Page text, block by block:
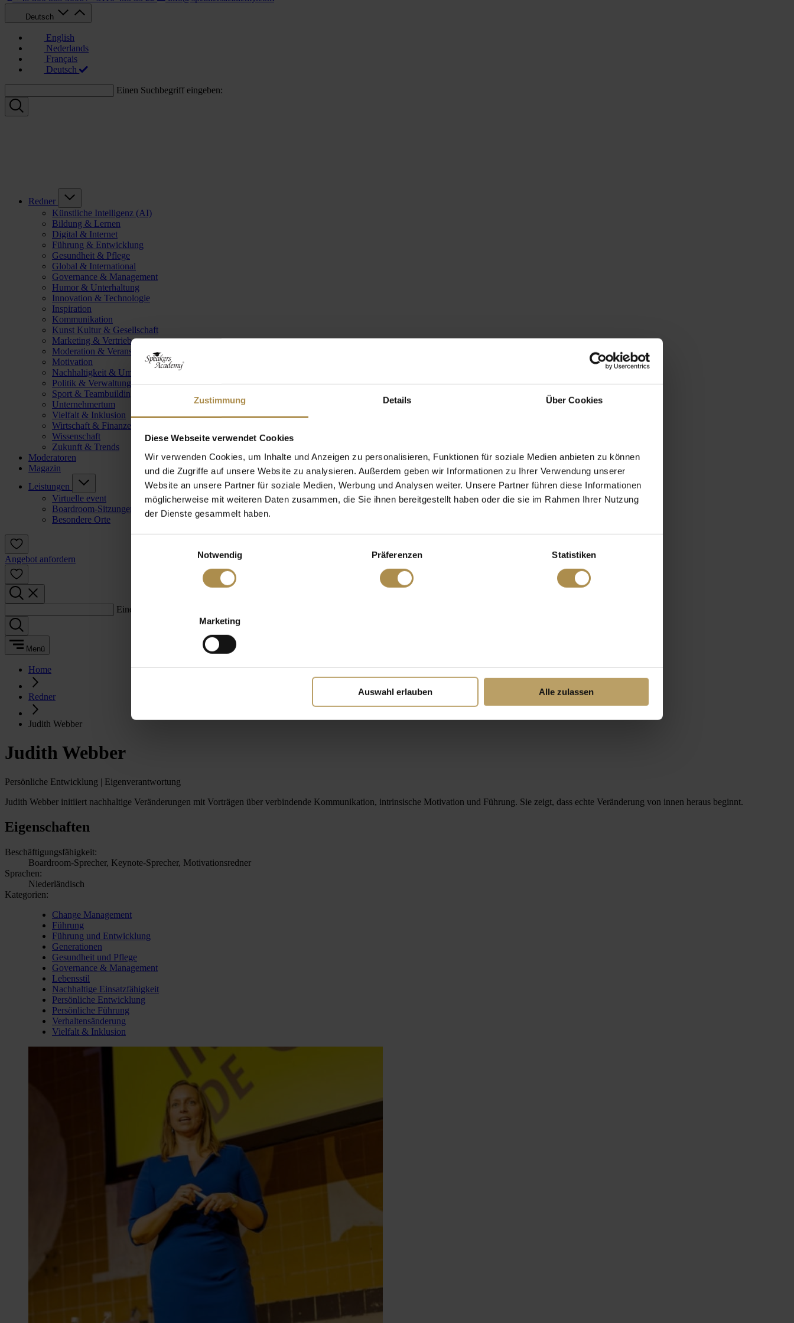
Zustimmung Details Über Cookies
Diese Webseite verwendet Cookies
Wir verwenden Cookies, um Inhalte und Anzeigen zu personalisieren, Funktionen für soziale Medien anbieten zu können
und die Zugriffe auf unsere Website zu analysieren. Außerdem geben wir Informationen zu Ihrer Verwendung unserer
Website an unsere Partner für soziale Medien, Werbung und Analysen weiter. Unsere Partner führen diese Informationen
möglicherweise mit weiteren Daten zusammen, die Sie ihnen bereitgestellt haben oder die sie im Rahmen Ihrer Nutzung
der Dienste gesammelt haben.
Notwendig
Präferenzen Statistiken
Marketing
Auswahl erlauben Alle zulassen
Deutsch
English
Nederlands
Français
Deutsch
Einen Suchbegriff eingeben:
Redner
Künstliche Intelligenz (AI)
Bildung & Lernen
Digital & Internet
Führung & Entwicklung
Gesundheit & Pflege
Global & International
Governance & Management
Humor & Unterhaltung
Innovation & Technologie
Inspiration
Kommunikation
Kunst Kultur & Gesellschaft
Marketing & Vertrieb
Moderation & Veranstaltungsleitung
Motivation
Nachhaltigkeit & Umwelt
Politik & Verwaltung
Sport & Teambuilding
Unternehmertum
Vielfalt & Inklusion
Wirtschaft & Finanzen
Wissenschaft
Zukunft & Trends
Moderatoren
Magazin
Leistungen
Virtuelle event
Boardroom-Sitzungen
Besondere Orte
Angebot anfordern
Einen Suchbegriff eingeben:
Menü
Home
Redner
Judith Webber
Judith Webber
Persönliche Entwicklung | Eigenverantwortung
Judith Webber initiiert nachhaltige Veränderungen mit Vorträgen über verbindende Kommunikation, intrinsische Motivation und Führung. Sie zeigt, dass echte Veränderung von innen heraus beginnt.
Eigenschaften
Beschäftigungsfähigkeit:
Boardroom-Sprecher, Keynote-Sprecher, Motivationsredner
Sprachen:
Niederländisch
Kategorien:
Change Management
Führung
Führung und Entwicklung
Generationen
Gesundheit und Pflege
Governance & Management
Lebensstil
Nachhaltige Einsatzfähigkeit
Persönliche Entwicklung
Persönliche Führung
Verhaltensänderung
Vielfalt & Inklusion